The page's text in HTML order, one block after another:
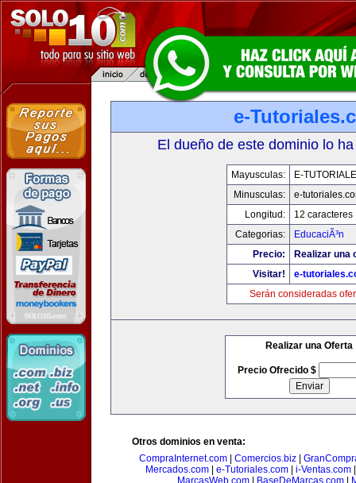
e-
El dueño de este dominio lo
Mayusculas:
E-
Minusculas:
e-
Longitud:
12 caracteres
Categorias:
EducaciÃ³n
Precio:
Realizar una
Visitar!
e-
Serán consideradas
Realizar una Oferta
Precio Ofrecido $
Otros dominios en venta:
CompraInternet.com| Comercios.biz|
Mercados.com
e-Tutoriales.com i-Ventas.com
MarcasWeb.com
BaseDeMarcas.com